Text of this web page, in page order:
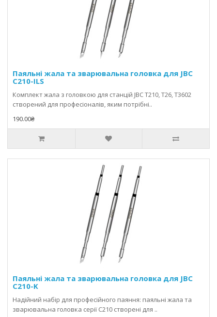
Паяльні жала та зварювальна головка для JBC
C210-ILS
Комплект жала з головкою для станцій JBC T210, T26, T3602
створений для професіоналів, яким потрібні..
190.00₴
Паяльні жала та зварювальна головка для JBC
C210-K
Надійний набір для професійного паяння: паяльні жала та
зварювальна головка серії C210 створені для ..